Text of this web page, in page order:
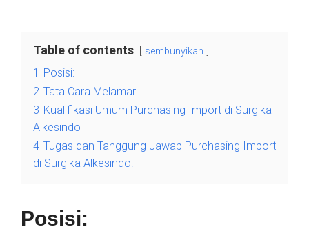
Table of contents sembunyikan
1
Posisi:
2 Tata Cara Melamar
3 Kualifikasi Umum Purchasing Import di Surgika
Alkesindo
4 Tugas dan Tanggung Jawab Purchasing Import
di Surgika Alkesindo:
Posisi: